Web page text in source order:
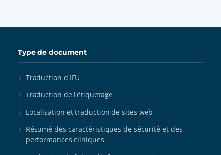
Type de document
Traduction d'IFU
Traduction de l’étiquetage
Localisation et traduction de sites web
Résumé des caractéristiques de sécurité et des
performances cliniques